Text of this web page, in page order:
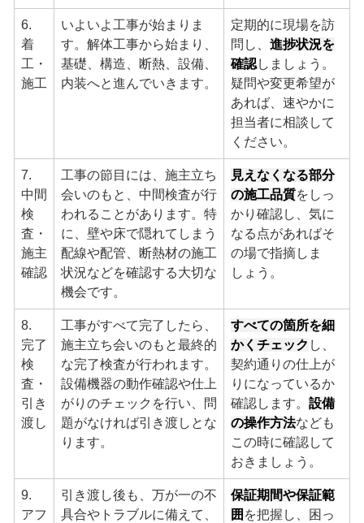
6.
着
工・
施工
いよいよ工事が始まりま
す。解体工事から始まり、
基礎、構造、断熱、設備、
内装へと進んでいきます。
定期的に現場を訪
問し、 進捗状況を
確認しましょう。
疑問や変更希望が
あれば、速やかに
担当者に相談して
ください。
7.
中間
検
査・
施主
確認
工事の節目には、施主立ち
会いのもと、中間検査が行
われることがあります。特
に、壁や床で隠れてしまう
配線や配管、断熱材の施工
状況などを確認する大切な
機会です。
見えなくなる部分
の施工品質をしっ
かり確認し、気に
なる点があればそ
の場で指摘しま
しょう。
8.
完了
検
査・
引き
渡し
工事がすべて完了したら、
施主立ち会いのもと最終的
な完了検査が行われます。
設備機器の動作確認や仕上
がりのチェックを行い、問
題がなければ引き渡しとな
ります。
すべての箇所を細
かくチェック し、
契約通りの仕上が
りになっているか
確認します。 設備
の操作方法なども
この時に確認して
おきましょう。
9.
アフ
引き渡し後も、万が一の不
具合やトラブルに備えて、
保証期間や保証範
囲 を把握し、困っ